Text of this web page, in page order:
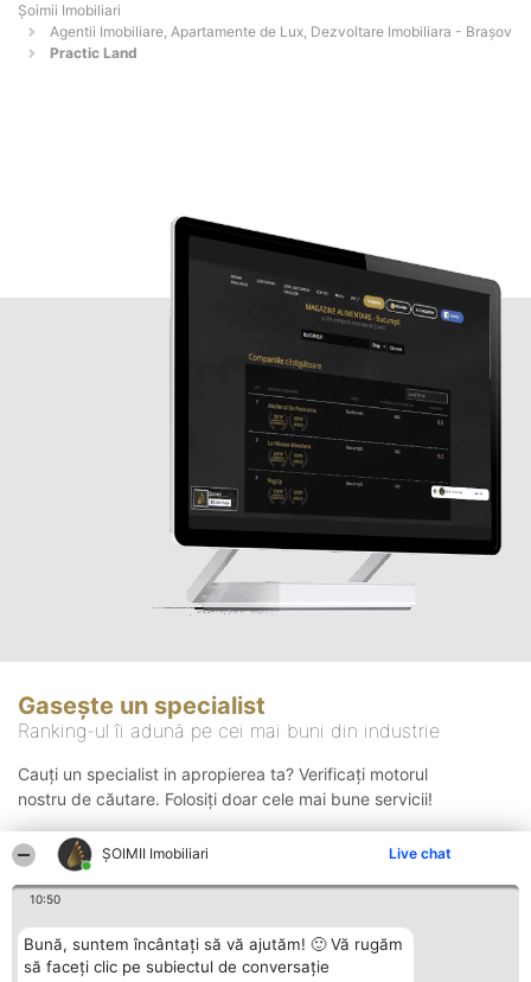
ȘOIMII Imobiliari Live chat
10:50
Bună, suntem încântați să vă ajutăm! 🙂 Vă rugăm
să faceți clic pe subiectul de conversație
Șoimii Imobiliari
Agentii Imobiliare, Apartamente de Lux, Dezvoltare Imobiliara - Braşov
Practic Land
Gasește un specialist
Ranking-ul îi adună pe cei mai buni din industrie
Cauți un specialist in apropierea ta? Verificați motorul
nostru de căutare. Folosiți doar cele mai bune servicii!